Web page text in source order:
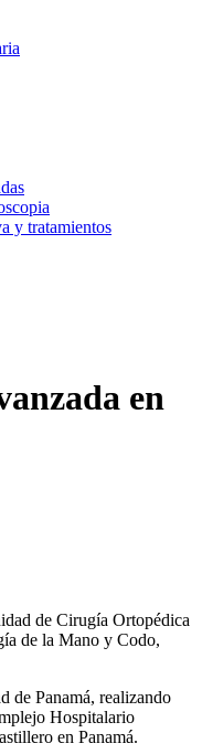
y tratamientos
en
de Cirugía Ortopédica
de la Mano y Codo,
de Panamá, realizando
Hospitalario
en Panamá.